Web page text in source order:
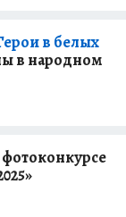
в белых
в народном